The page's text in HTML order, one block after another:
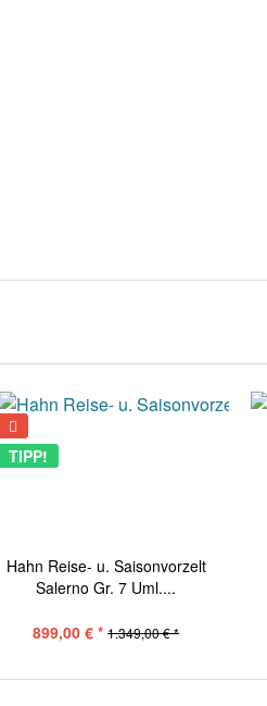
TIPP!
Hahn Reise- u. Saisonvorzelt
Salerno Gr. 7 Uml....
899,00 € * 1.349,00 € *